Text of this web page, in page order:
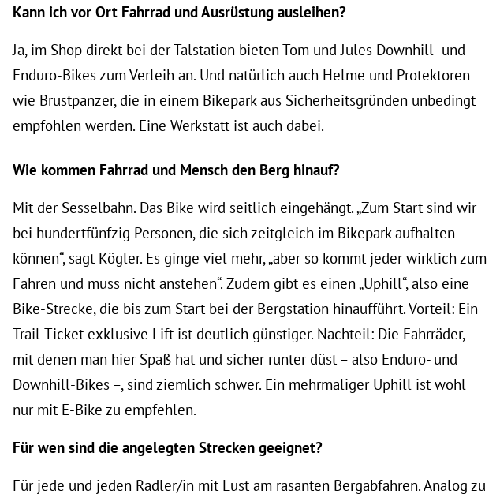
Kann ich vor Ort Fahrrad und Ausrüstung ausleihen?
Ja, im Shop direkt bei der Talstation bieten Tom und Jules Downhill- und
Enduro-Bikes zum Verleih an. Und natürlich auch Helme und Protektoren
wie Brustpanzer, die in einem Bikepark aus Sicherheitsgründen unbedingt
empfohlen werden. Eine Werkstatt ist auch dabei.
Wie kommen Fahrrad und Mensch den Berg hinauf?
Mit der Sesselbahn. Das Bike wird seitlich eingehängt. „Zum Start sind wir
bei hundertfünfzig Personen, die sich zeitgleich im Bikepark aufhalten
können“, sagt Kögler. Es ginge viel mehr, „aber so kommt jeder wirklich zum
Fahren und muss nicht anstehen“. Zudem gibt es einen „Uphill“, also eine
Bike-Strecke, die bis zum Start bei der Bergstation hinaufführt. Vorteil: Ein
Trail-Ticket exklusive Lift ist deutlich günstiger. Nachteil: Die Fahrräder,
mit denen man hier Spaß hat und sicher runter düst – also Enduro- und
Downhill-Bikes –, sind ziemlich schwer. Ein mehrmaliger Uphill ist wohl
nur mit E-Bike zu empfehlen.
Für wen sind die angelegten Strecken geeignet?
Für jede und jeden Radler/in mit Lust am rasanten Bergabfahren. Analog zu